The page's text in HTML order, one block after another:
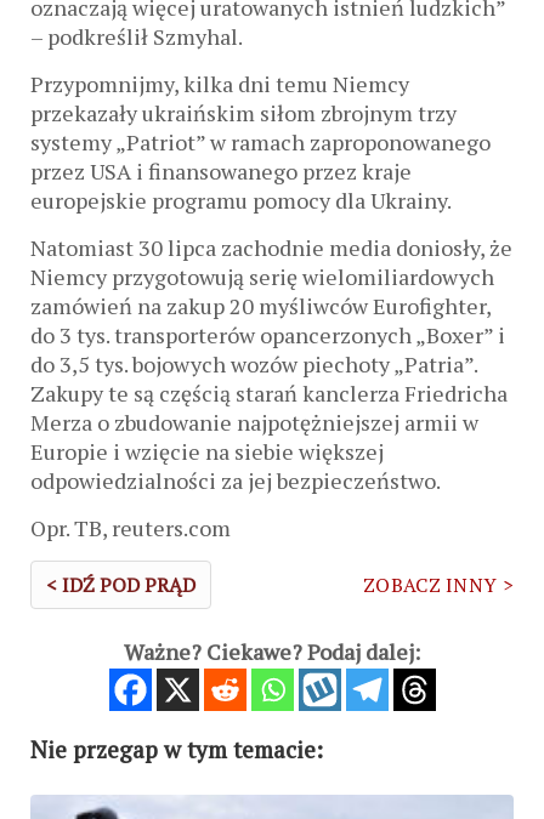
oznaczają więcej uratowanych istnień ludzkich”
– podkreślił Szmyhal.
Przypomnijmy, kilka dni temu Niemcy
przekazały ukraińskim siłom zbrojnym trzy
systemy „Patriot” w ramach zaproponowanego
przez USA i finansowanego przez kraje
europejskie programu pomocy dla Ukrainy.
Natomiast 30 lipca zachodnie media doniosły, że
Niemcy przygotowują serię wielomiliardowych
zamówień na zakup 20 myśliwców Eurofighter,
do 3 tys. transporterów opancerzonych „Boxer” i
do 3,5 tys. bojowych wozów piechoty „Patria”.
Zakupy te są częścią starań kanclerza Friedricha
Merza o zbudowanie najpotężniejszej armii w
Europie i wzięcie na siebie większej
odpowiedzialności za jej bezpieczeństwo.
Opr. TB, reuters.com
< IDŹ POD PRĄD ZOBACZ INNY >
Ważne? Ciekawe? Podaj dalej:
Nie przegap w tym temacie: